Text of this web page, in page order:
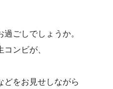
ごしでしょうか。
ンビが、
どをお見せしながら